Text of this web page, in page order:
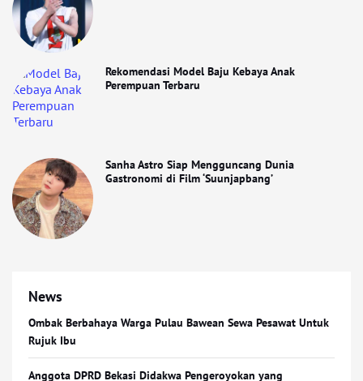
Rekomendasi Model Baju Kebaya Anak
Perempuan Terbaru
Sanha Astro Siap Mengguncang Dunia
Gastronomi di Film ‘Suunjapbang’
News
Ombak Berbahaya Warga Pulau Bawean Sewa Pesawat Untuk
Rujuk Ibu
Anggota DPRD Bekasi Didakwa Pengeroyokan yang